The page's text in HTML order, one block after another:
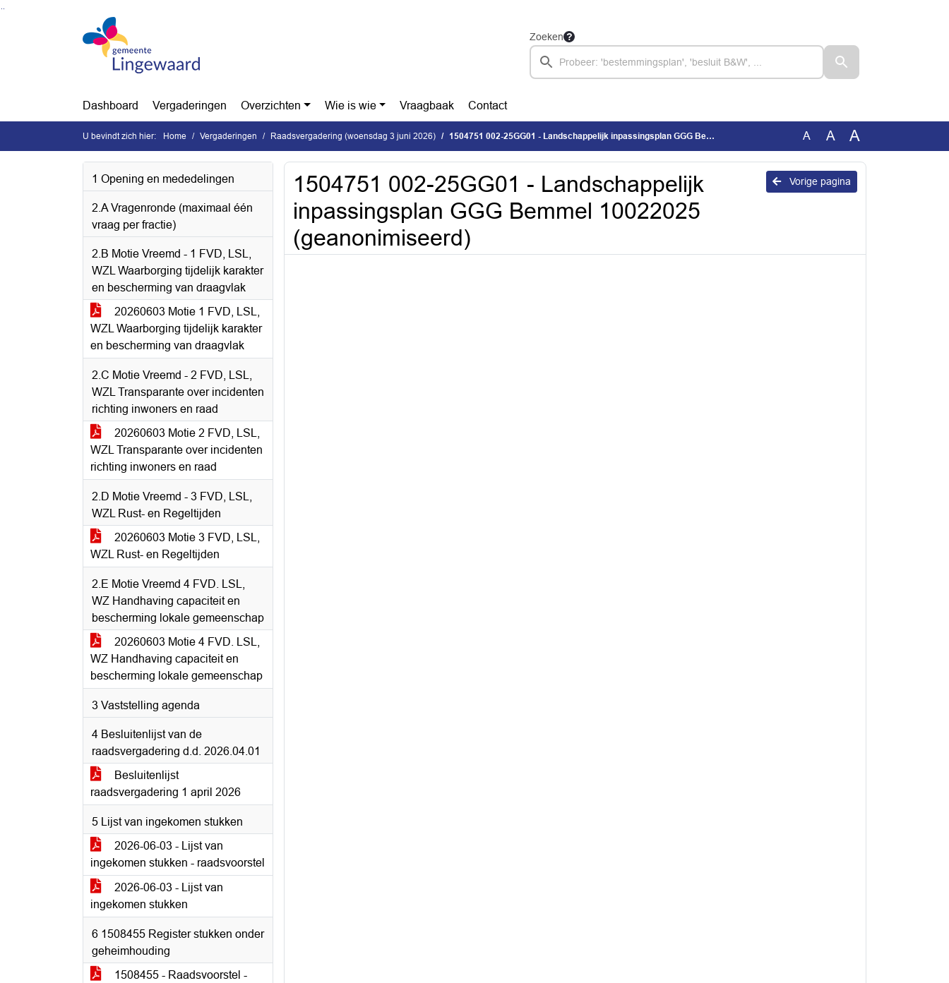
Ga naar de inhoud van deze pagina
Zoeken
Dashboard Vergaderingen Overzichten Wie is wie Vraagbaak Contact
U bevindt zich hier: Home Vergaderingen Raadsvergadering (woensdag 3 juni 2026) 1504751 002-25GG01 - Landschappelijk inpassingsplan GGG Bemmel 10022025 (geanonimiseerd) A A A
1 Opening en mededelingen
2.A Vragenronde (maximaal één
vraag per fractie)
2.B Motie Vreemd - 1 FVD, LSL,
WZL Waarborging tijdelijk karakter
en bescherming van draagvlak
20260603 Motie 1 FVD, LSL,
WZL Waarborging tijdelijk karakter
en bescherming van draagvlak
2.C Motie Vreemd - 2 FVD, LSL,
WZL Transparante over incidenten
richting inwoners en raad
20260603 Motie 2 FVD, LSL,
WZL Transparante over incidenten
richting inwoners en raad
2.D Motie Vreemd - 3 FVD, LSL,
WZL Rust- en Regeltijden
20260603 Motie 3 FVD, LSL,
WZL Rust- en Regeltijden
2.E Motie Vreemd 4 FVD. LSL,
WZ Handhaving capaciteit en
bescherming lokale gemeenschap
20260603 Motie 4 FVD. LSL,
WZ Handhaving capaciteit en
bescherming lokale gemeenschap
3 Vaststelling agenda
4 Besluitenlijst van de
raadsvergadering d.d. 2026.04.01
Besluitenlijst
raadsvergadering 1 april 2026
5 Lijst van ingekomen stukken
2026-06-03 - Lijst van
ingekomen stukken - raadsvoorstel
2026-06-03 - Lijst van
ingekomen stukken
6 1508455 Register stukken onder
geheimhouding
1508455 - Raadsvoorstel -
Vorige pagina
1504751 002-25GG01 - Landschappelijk
inpassingsplan GGG Bemmel 10022025
(geanonimiseerd)